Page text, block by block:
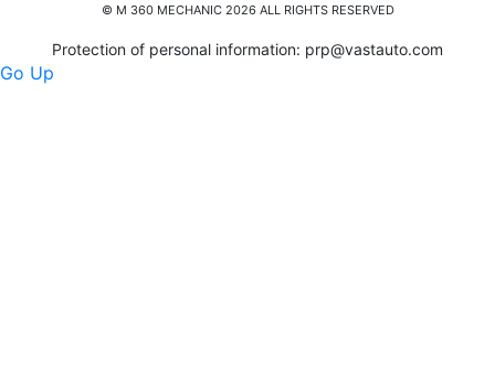
© M 360 MECHANIC 2026 ALL RIGHTS RESERVED
Protection of personal information: prp@vastauto.com
Go Up